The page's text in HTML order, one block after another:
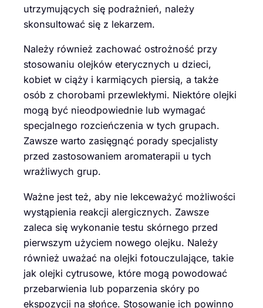
utrzymujących się podrażnień, należy
skonsultować się z lekarzem.
Należy również zachować ostrożność przy
stosowaniu olejków eterycznych u dzieci,
kobiet w ciąży i karmiących piersią, a także
osób z chorobami przewlekłymi. Niektóre olejki
mogą być nieodpowiednie lub wymagać
specjalnego rozcieńczenia w tych grupach.
Zawsze warto zasięgnąć porady specjalisty
przed zastosowaniem aromaterapii u tych
wrażliwych grup.
Ważne jest też, aby nie lekceważyć możliwości
wystąpienia reakcji alergicznych. Zawsze
zaleca się wykonanie testu skórnego przed
pierwszym użyciem nowego olejku. Należy
również uważać na olejki fotouczulające, takie
jak olejki cytrusowe, które mogą powodować
przebarwienia lub poparzenia skóry po
ekspozycji na słońce. Stosowanie ich powinno